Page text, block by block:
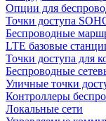
Опции для
Точки доступа
Беспроводные
LTE базовые
Точки доступа для
Беспроводные
Уличные точки
Контроллеры
Локальные сети